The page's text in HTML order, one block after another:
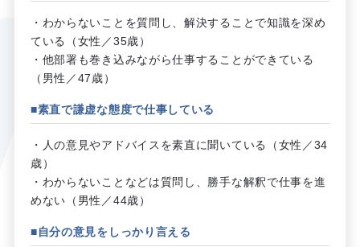
・わからないことを質問し、解決することで知識を深め
ている（女性／35歳）
・他部署も巻き込みながら仕事することができている
（男性／47歳）
■素直で謙虚な態度で仕事している
・人の意見やアドバイスを素直に聞いている（女性／34
歳）
・わからないことなどは質問し、勝手な解釈で仕事を進
めない（男性／44歳）
■自分の意見をしっかり言える